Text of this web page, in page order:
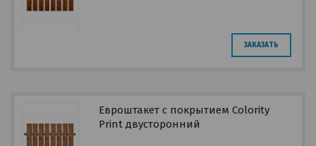
ЗАКАЗАТЬ
Евроштакет с покрытием Colority
Print двусторонний